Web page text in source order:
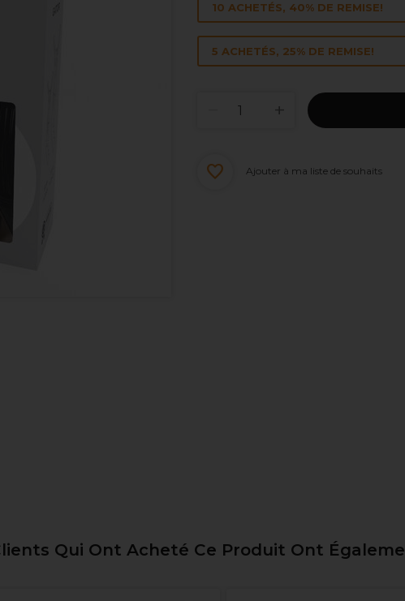
10 ACHETÉS, 40% DE REMISE!
5 ACHETÉS, 25% DE REMISE!
Ajouter à ma liste de souhaits
Qui Ont Acheté Ce Produit Ont